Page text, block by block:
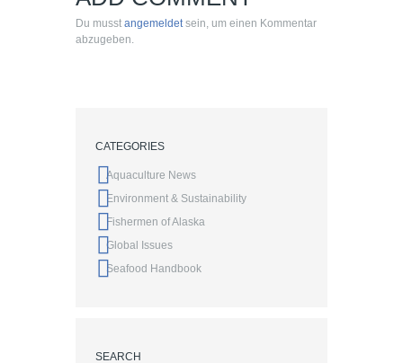
Du musst angemeldetsein, um einen Kommentar
abzugeben.
CATEGORIES
Aquaculture News
Environment & Sustainability
Fishermen of Alaska
Global Issues
Seafood Handbook
SEARCH